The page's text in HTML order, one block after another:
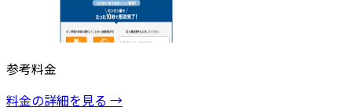
参考料金
料金の詳細を見る →